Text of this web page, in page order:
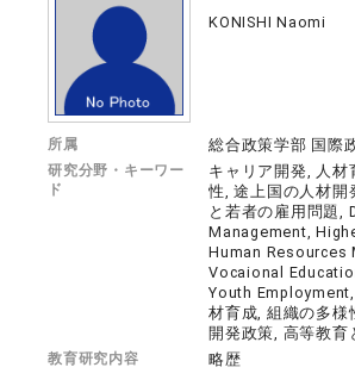
KONISHI Naomi
所属 総合政策学部 国際
研究分野・キーワー
ド
キャリア開発, 人材
性, 途上国の人材開
と若者の雇用問題,
Management,
Human Resources
Vocaional
Youth
材育成, 組織の多様
開発政策, 高等教育
教育研究内容 略歴